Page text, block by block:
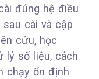
đúng hệ điều
sau cài và cập
cứu, học
lý số liệu, cách
chạy ổn định